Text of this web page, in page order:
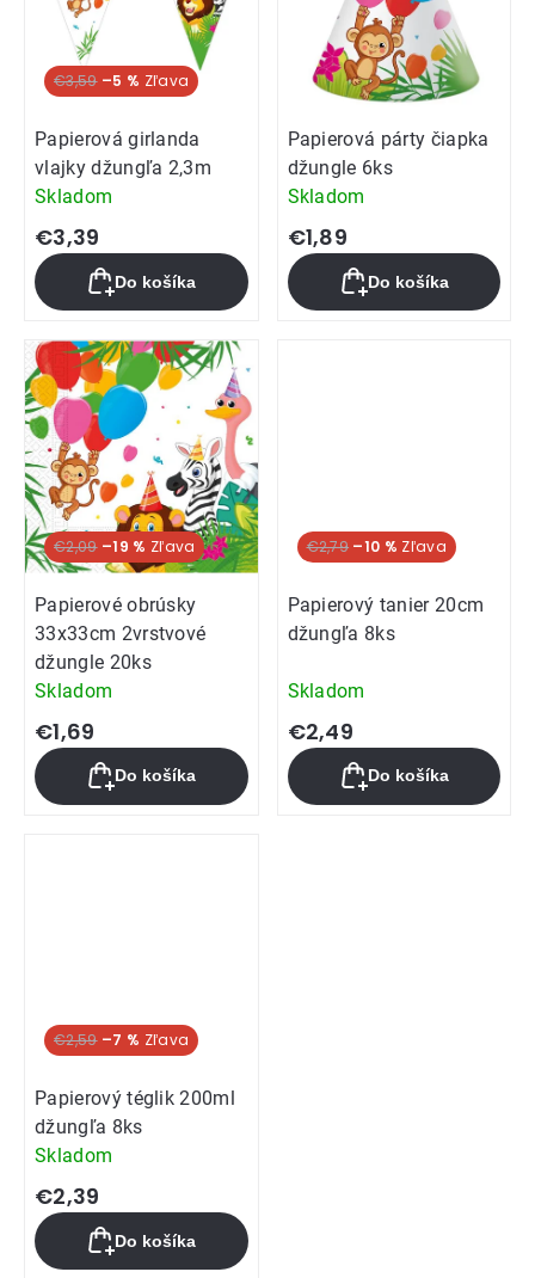
€3,59 –5 %
Papierová girlanda
vlajky džungľa 2,3m
Skladom
€3,39
Do košíka
Papierová párty čiapka
džungle 6ks
Skladom
€1,89
Do košíka
€2,09 –19 %
Papierové obrúsky
33x33cm 2vrstvové
džungle 20ks
Skladom
€1,69
Do košíka
€2,79 –10 %
Papierový tanier 20cm
džungľa 8ks
Skladom
€2,49
Do košíka
€2,59 –7 %
Papierový téglik 200ml
džungľa 8ks
Skladom
€2,39
Do košíka